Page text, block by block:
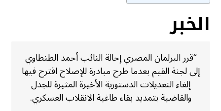
الخبر
“قرر البرلمان المصري إحالة النائب أحمد الطنطاوي
إلى لجنة القيم بعدما طرح مبادرة للإصلاح اقترح فيها
إلغاء التعديلات الدستورية الأخيرة المثيرة للجدل
والقاضية بتمديد بقاء طاغية الانقلاب العسكري.